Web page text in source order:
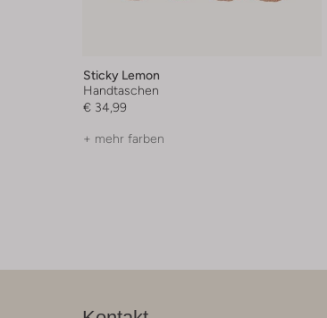
Sticky Lemon
Handtaschen
€ 34,99
+ mehr farben